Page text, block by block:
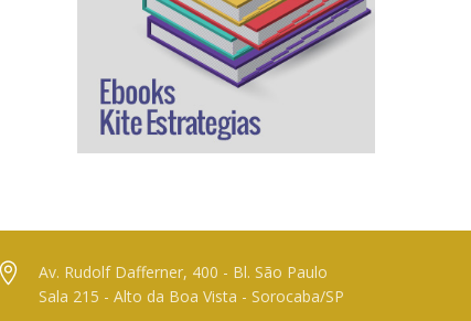
Av. Rudolf Dafferner, 400 - Bl. São Paulo
Sala 215 - Alto da Boa Vista - Sorocaba/SP